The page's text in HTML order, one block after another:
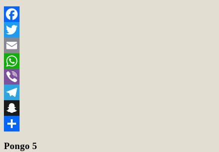
Facebook
Twitter
Email
WhatsApp
Viber
Telegram
Snapchat
Pongo 5